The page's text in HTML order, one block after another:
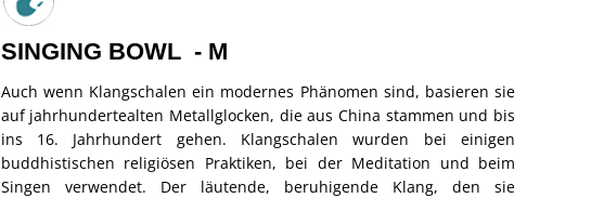
SINGING BOWL - M
Auch wenn Klangschalen ein modernes Phänomen sind, basieren sie
auf jahrhundertealten Metallglocken, die aus China stammen und bis
ins 16. Jahrhundert gehen. Klangschalen wurden bei einigen
buddhistischen religiösen Praktiken, bei der Meditation und beim
Singen verwendet. Der läutende, beruhigende Klang, den sie